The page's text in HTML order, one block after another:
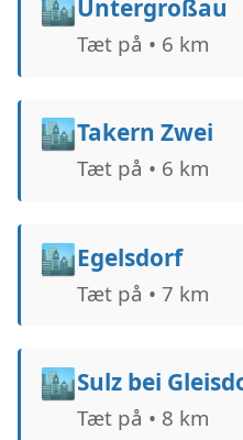
🏙️Untergroßau
Tæt på • 6 km
🏙️Takern Zwei
Tæt på • 6 km
🏙️Egelsdorf
Tæt på • 7 km
🏙️Sulz bei
Tæt på • 8 km